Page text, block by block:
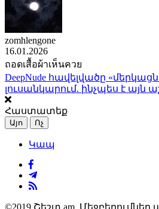
zomhlengone
16.01.2026
ถอดเสื้อผ้าเห็นควย
DeepNude հավելվածը
լուսանկարում. ինչպես է այն
Հաստատեք
Այո Ոչ
Կապ
©2019 Շեշտ.am. Մեջբերումներ